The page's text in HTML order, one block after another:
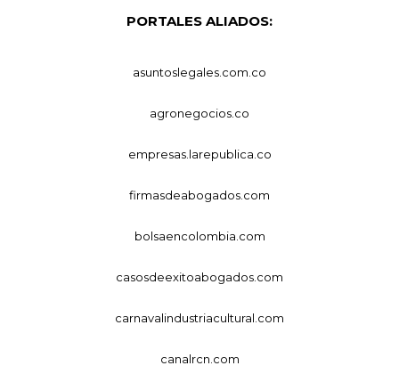
PORTALES ALIADOS:
asuntoslegales.com.co
agronegocios.co
empresas.larepublica.co
firmasdeabogados.com
bolsaencolombia.com
casosdeexitoabogados.com
carnavalindustriacultural.com
canalrcn.com